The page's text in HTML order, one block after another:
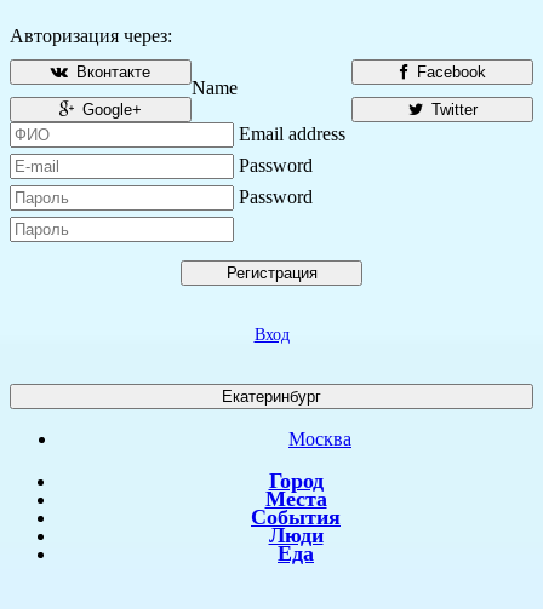
Авторизация через:
Facebook
Вконтакте
Twitter
Google+
Name
Email address
Password
Password
Регистрация
Вход
Екатеринбург
Москва
Город
Места
События
Люди
Еда